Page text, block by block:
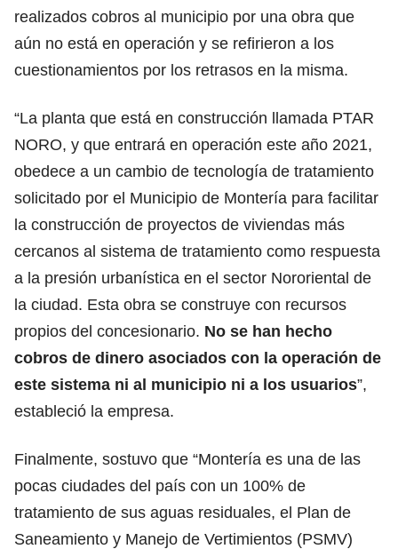
realizados cobros al municipio por una obra que
aún no está en operación y se refirieron a los
cuestionamientos por los retrasos en la misma.
“La planta que está en construcción llamada PTAR
NORO, y que entrará en operación este año 2021,
obedece a un cambio de tecnología de tratamiento
solicitado por el Municipio de Montería para facilitar
la construcción de proyectos de viviendas más
cercanos al sistema de tratamiento como respuesta
a la presión urbanística en el sector Nororiental de
la ciudad. Esta obra se construye con recursos
propios del concesionario. No se han hecho
cobros de dinero asociados con la operación de
este sistema ni al municipio ni a los usuarios”,
estableció la empresa.
Finalmente, sostuvo que “Montería es una de las
pocas ciudades del país con un 100% de
tratamiento de sus aguas residuales, el Plan de
Saneamiento y Manejo de Vertimientos (PSMV)